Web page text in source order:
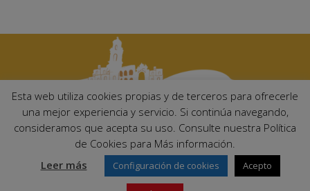
Ayuntamiento de Palma del Río. Plaza Mayor de Andalucía, 1 C.P:
14700 – Palma del Río (Córdoba)
Email:
ayuntamiento@palmadelrio.es
Teléfono: 957 71 02 44 | Fax: 957 64 47 39
Esta web utiliza cookies propias y de terceros para ofrecerle
una mejor experiencia y servicio. Si continúa navegando,
consideramos que acepta su uso. Consulte nuestra Política
de Cookies para Más información.
Leer más
Configuración de cookies Acepto